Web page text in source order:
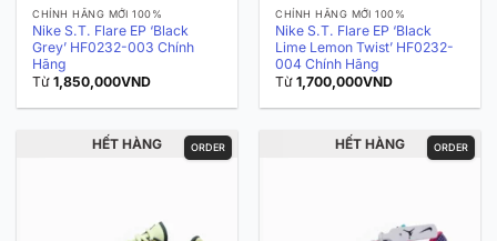
CHÍNH HÃNG MỚI 100%
Nike S.T. Flare EP ‘Black
Grey’ HF0232-003 Chính
Hãng
Từ1,850,000VND
CHÍNH HÃNG MỚI 100%
Nike S.T. Flare EP ‘Black
Lime Lemon Twist’ HF0232-
004 Chính Hãng
Từ1,700,000VND
ORDER
HẾT HÀNG ORDER
HẾT HÀNG